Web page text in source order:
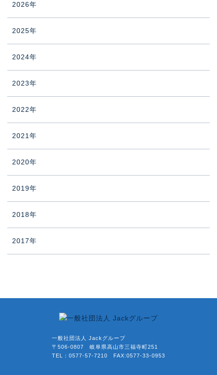
2026年
2025年
2024年
2023年
2022年
2021年
2020年
2019年
2018年
2017年
一般社団法人 Jackグループ
〒506-0807 岐阜県高山市三福寺町251
TEL：0577-57-7210 FAX:0577-33-0953